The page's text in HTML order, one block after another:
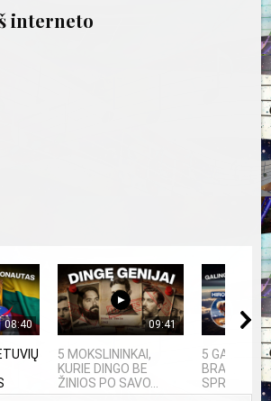
interneto
08:40 09:41
5 MOKSLININKAI,
KURIE DINGO BE
ŽINIOS PO SAVO...
5